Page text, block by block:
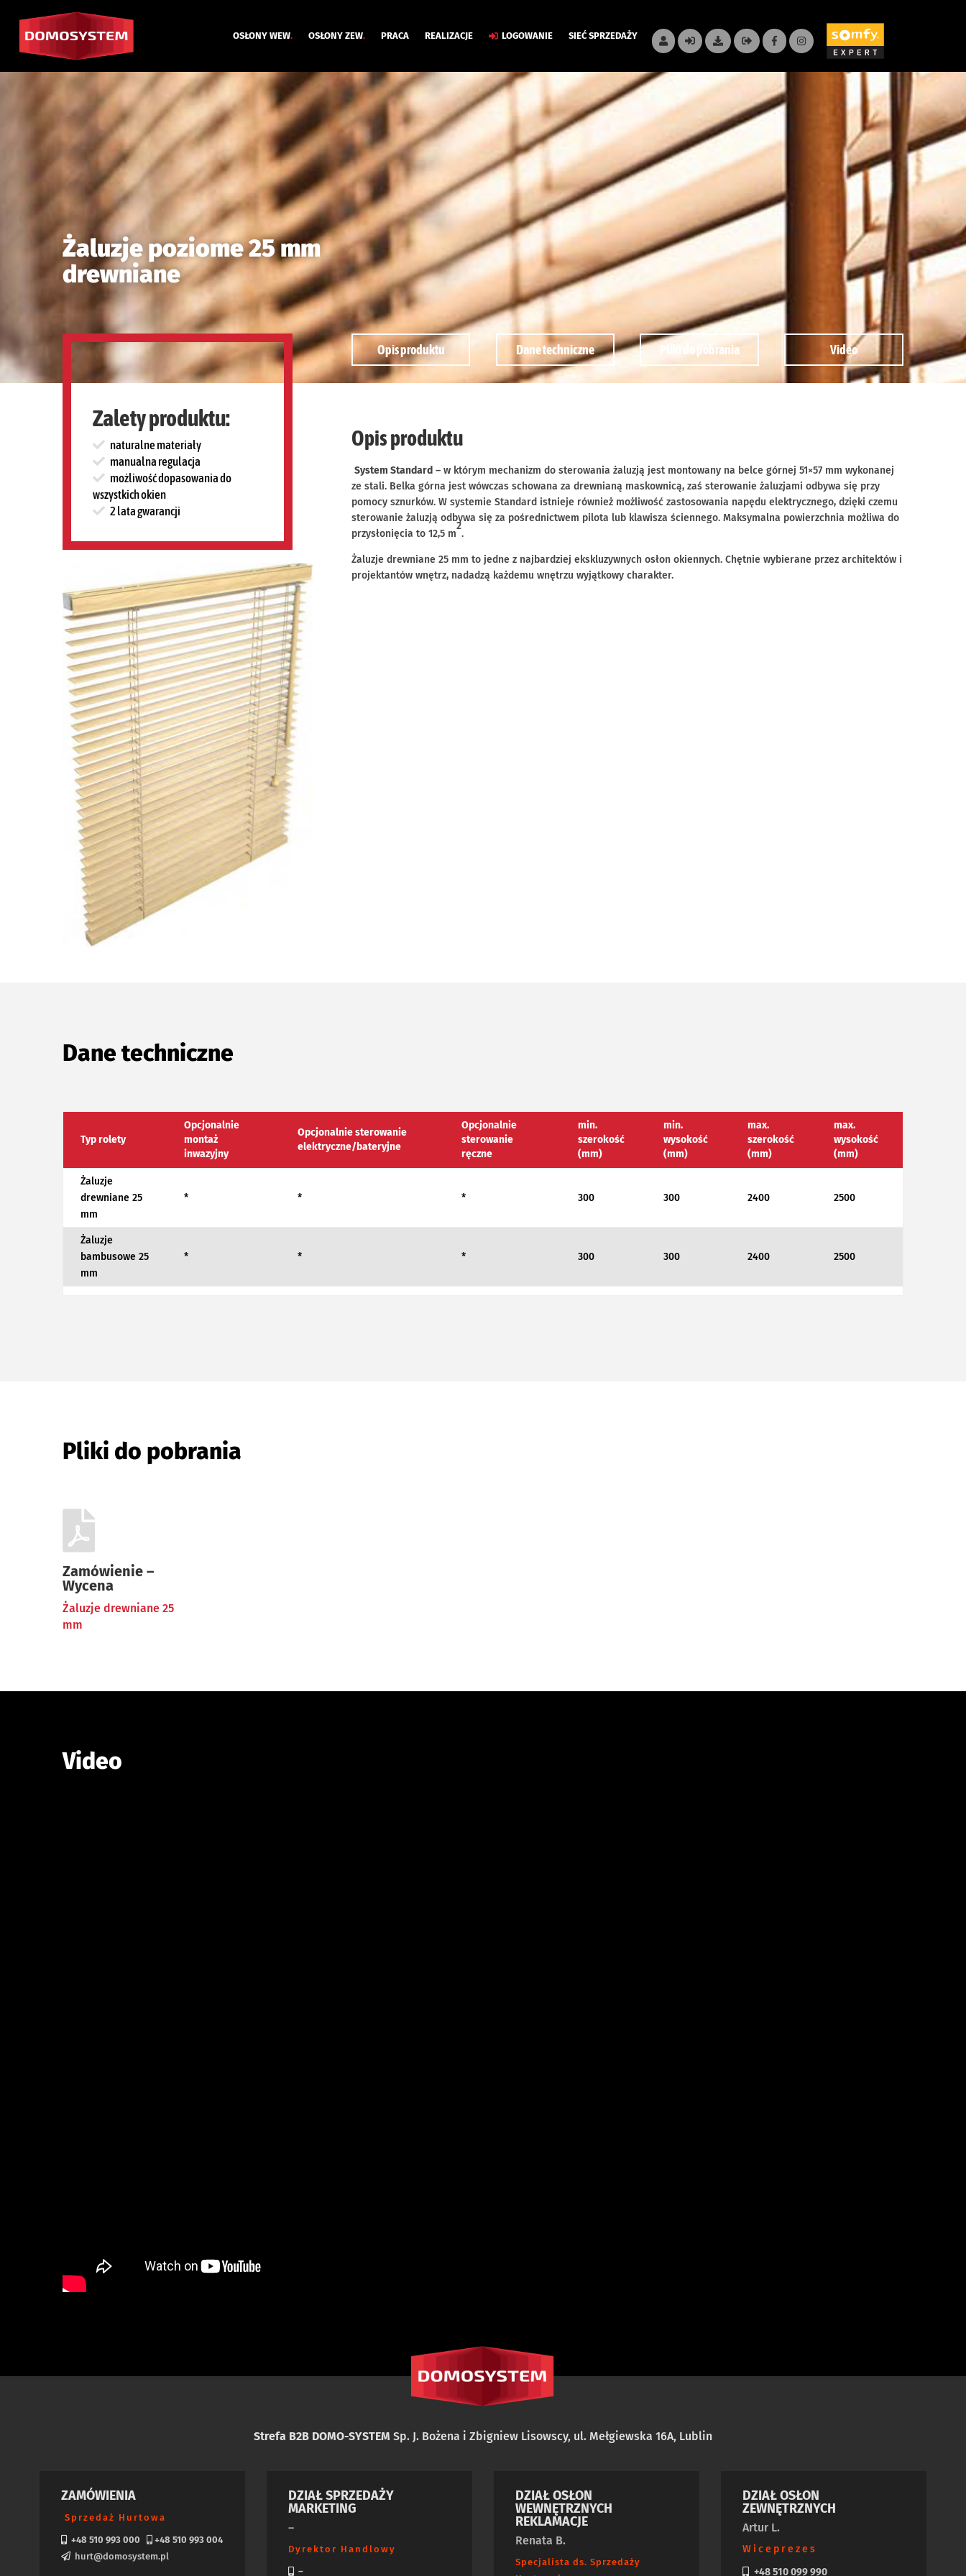
OSŁONY WEW. OSŁONY ZEW. PRACA REALIZACJE LOGOWANIE SIEĆ SPRZEDAŻY
Żaluzje poziome 25 mm
drewniane
Opis produktu Dane techniczne Pliki do pobrania Video
Zalety produktu:
naturalne materiały
manualna regulacja
możliwość dopasowania do
wszystkich okien
2 lata gwarancji
Opis produktu
System Standard – w którym mechanizm do sterowania żaluzją jest montowany na belce górnej 51×57 mm wykonanej
ze stali. Belka górna jest wówczas schowana za drewnianą maskownicą, zaś sterowanie żaluzjami odbywa się przy
pomocy sznurków. W systemie Standard istnieje również możliwość zastosowania napędu elektrycznego, dzięki czemu
sterowanie żaluzją odbywa się za pośrednictwem pilota lub klawisza ściennego. Maksymalna powierzchnia możliwa do
przysłonięcia to 12,5 m
2
.
Żaluzje drewniane 25 mm to jedne z najbardziej ekskluzywnych osłon okiennych. Chętnie wybierane przez architektów i
projektantów wnętrz, nadadzą każdemu wnętrzu wyjątkowy charakter.
Dane techniczne
Typ rolety
Opcjonalnie
montaż
inwazyjny
Opcjonalnie sterowanie
elektryczne/bateryjne
Opcjonalnie
sterowanie
ręczne
min.
szerokość
(mm)
min.
wysokość
(mm)
max.
szerokość
(mm)
max.
wysokość
(mm)
Żaluzje
drewniane 25
mm
* * * 300 300 2400 2500
Żaluzje
bambusowe 25
mm
* * * 300 300 2400 2500
Pliki do pobrania
Zamówienie –
Wycena
Żaluzje drewniane 25
mm
Video
Strefa B2B DOMO-SYSTEM Sp. J. Bożena i Zbigniew Lisowscy, ul. Mełgiewska 16A, Lublin
ZAMÓWIENIA
Sprzedaż Hurtowa
+48 510 993 000
+48 510 993 004
hurt@domosystem.pl
DZIAŁ SPRZEDAŻY
MARKETING
–
Dyrektor Handlowy
–
DZIAŁ OSŁON
WEWNĘTRZNYCH
REKLAMACJE
Renata B.
Specjalista ds. Sprzedaży
DZIAŁ OSŁON
ZEWNĘTRZNYCH
Artur L.
Wiceprezes
+48 510 099 990